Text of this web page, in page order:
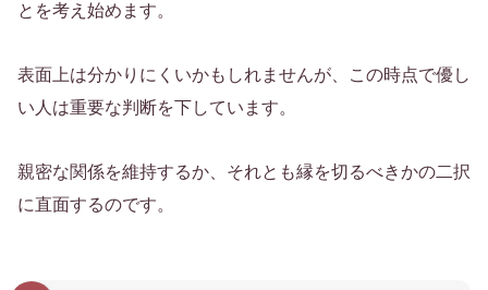
とを考え始めます。
表面上は分かりにくいかもしれませんが、この時点で優し
い人は重要な判断を下しています。
親密な関係を維持するか、それとも縁を切るべきかの二択
に直面するのです。